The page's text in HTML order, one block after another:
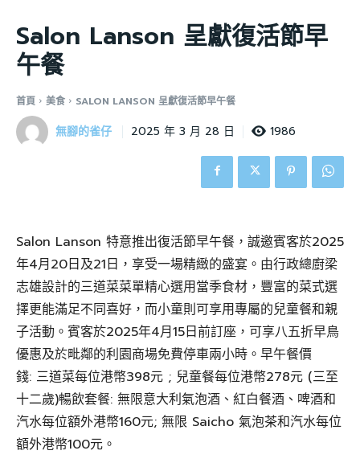
Salon Lanson 呈獻復活節早
午餐
首頁 美食 SALON LANSON 呈獻復活節早午餐
無腳的雀仔 2025 年 3 月 28 日 1986
Salon Lanson 特意推出復活節早午餐，誠邀賓客於2025
年4月20日及21日，享受一場精緻的盛宴。由行政總廚梁
志雄設計的三道菜菜單精心選用當季食材，豐富的菜式選
擇更能滿足不同喜好，而小童則可享用專屬的兒童餐和親
子活動。賓客於2025年4月15日前訂座，可享八五折早鳥
優惠及於毗鄰的利園商場免費停車兩小時。早午餐價
錢: 三道菜每位港幣398元 ; 兒童餐每位港幣278元 (三至
十二歲)暢飲套餐: 無限意大利氣泡酒、紅白餐酒、啤酒和
汽水每位額外港幣160元; 無限 Saicho 氣泡茶和汽水每位
額外港幣100元。